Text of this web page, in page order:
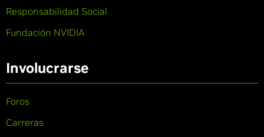
Responsabilidad Social
Fundación NVIDIA
Involucrarse
Foros
Carreras